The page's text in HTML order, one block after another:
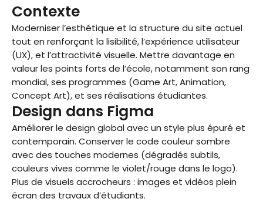
Contexte
Moderniser l’esthétique et la structure du site actuel
tout en renforçant la lisibilité, l’expérience utilisateur
(UX), et l’attractivité visuelle. Mettre davantage en
valeur les points forts de l’école, notamment son rang
mondial, ses programmes (Game Art, Animation,
Concept Art), et ses réalisations étudiantes.
Design dans Figma
Améliorer le design global avec un style plus épuré et
contemporain. Conserver le code couleur sombre
avec des touches modernes (dégradés subtils,
couleurs vives comme le violet/rouge dans le logo).
Plus de visuels accrocheurs : images et vidéos plein
écran des travaux d’étudiants.